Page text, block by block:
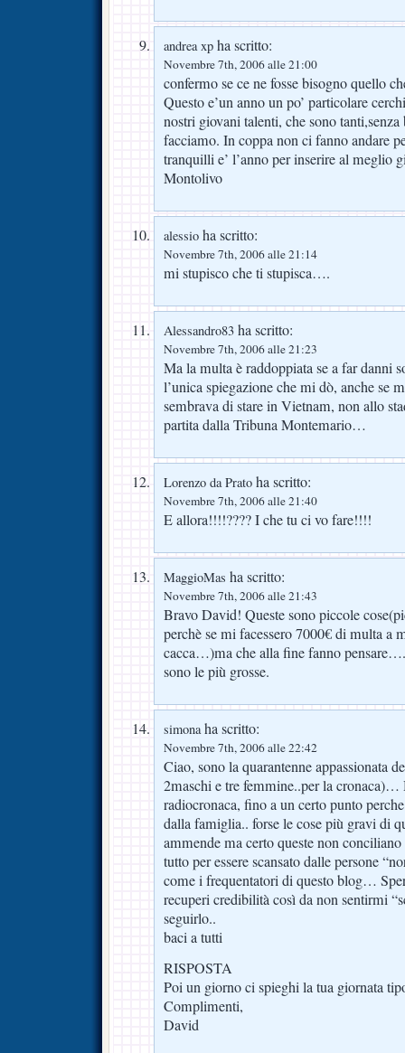
andrea xp ha scritto:
Novembre 7th, 2006 alle 21:00
confermo se ce ne fosse bisogno quello
Questo e’un anno un po’ particolare
nostri giovani talenti, che sono
facciamo. In coppa non ci fanno andare
tranquilli e’ l’anno per inserire al meglio
Montolivo
alessio ha scritto:
Novembre 7th, 2006 alle 21:14
mi stupisco che ti stupisca….
Alessandro83 ha scritto:
Novembre 7th, 2006 alle 21:23
Ma la multa è raddoppiata se a far danni
l’unica spiegazione che mi dò, anche se
sembrava di stare in Vietnam, non allo
partita dalla Tribuna Montemario…
Lorenzo da Prato ha scritto:
Novembre 7th, 2006 alle 21:40
E allora!!!!???? I che tu ci vo fare!!!!
MaggioMas ha scritto:
Novembre 7th, 2006 alle 21:43
Bravo David! Queste sono piccole
perchè se mi facessero 7000€ di multa a
cacca…)ma che alla fine fanno
sono le più grosse.
simonaha scritto:
Novembre 7th, 2006 alle 22:42
Ciao, sono la quarantenne appassionata
2maschi e tre femmine..per la cronaca)…
radiocronaca, fino a un certo punto
dalla famiglia.. forse le cose più gravi di
ammende ma certo queste non
tutto per essere scansato dalle persone
come i frequentatori di questo blog…
recuperi credibilità così da non sentirmi
seguirlo..
baci a tutti
RISPOSTA
Poi un giorno ci spieghi la tua giornata
Complimenti,
David